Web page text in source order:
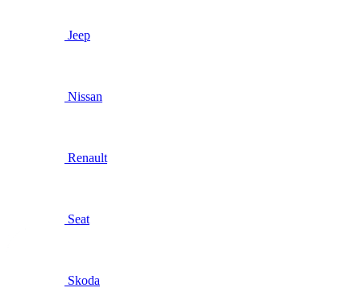
Jeep
Nissan
Renault
Seat
Skoda